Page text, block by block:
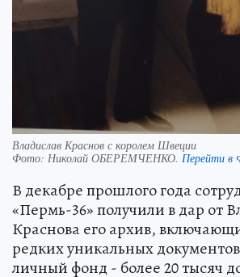
Владислав Краснов с королем Швеции
Фото: Николай ОБЕРЕМЧЕНКО. Перейти в
В декабре прошлого года
«Пермь-36» получили в дар от
Краснова его архив,
редких уникальных
личный фонд - более 20 тысяч